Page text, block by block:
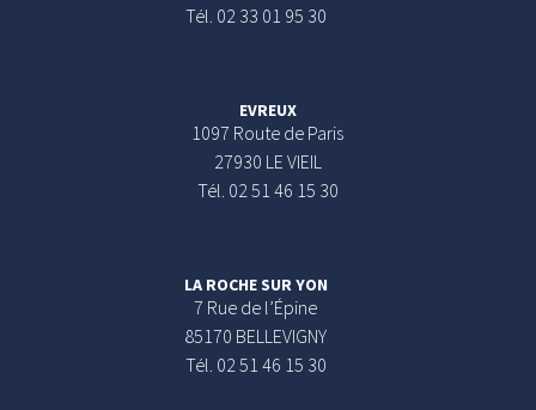
Tél. 02 33 01 95 30
EVREUX
1097 Route de Paris
27930 LE VIEIL
Tél. 02 51 46 15 30
LA ROCHE SUR YON
7 Rue de l’Épine
85170 BELLEVIGNY
Tél. 02 51 46 15 30